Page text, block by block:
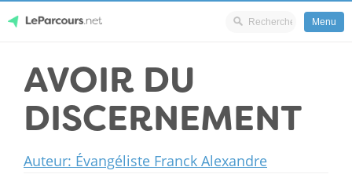
content
LeParcours.net
Menu
AVOIR DU
DISCERNEMENT
Auteur: Évangéliste Franck Alexandre